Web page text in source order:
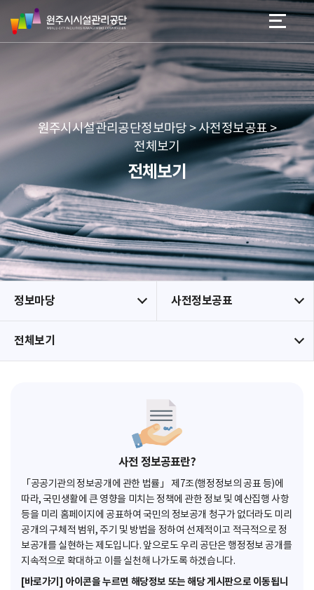
네
본문 바로가기
메뉴 바로가기
원
주
시
리
공
단
원주시시설관리공단정보마당 > 사전정보공표 >
전체보기
전체보기
정보마당 사전정보공표
전체보기
사전 정보공표란?
「공공기관의 정보공개에 관한 법률」 제7조(행정정보의 공표 등)에
따라, 국민생활에 큰 영향을 미치는 정책에 관한 정보 및 예산집행 사항
등을 미리 홈페이지에 공표하여 국민의 정보공개 청구가 없더라도 미리
공개의 구체적 범위, 주기 및 방법을 정하여 선제적이고 적극적으로 정
보공개를 실현하는 제도입니다. 앞으로도 우리 공단은 행정정보 공개를
지속적으로 확대하고 이를 실천해 나가도록 하겠습니다.
[바로가기] 아이콘을 누르면 해당정보 또는 해당 게시판으로 이동됩니